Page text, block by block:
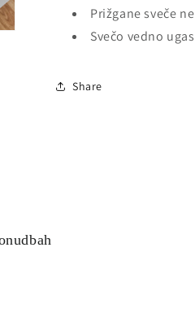
Prižgane sveče
Svečo vedno
Share